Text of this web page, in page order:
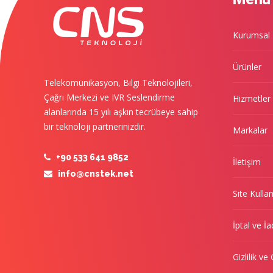
Telekomünikasyon, Bilgi Teknolojileri,
Çağrı Merkezi ve IVR Seslendirme
alanlarında 15 yılı aşkın tecrübeye sahip
bir teknoloji partnerinizdir.
+90 533 641 9852
info@cnstek.net
Kurumsal
Ürünler
Hizmetler
Markalar
İletişim
Site
İptal ve
Gizlilik ve